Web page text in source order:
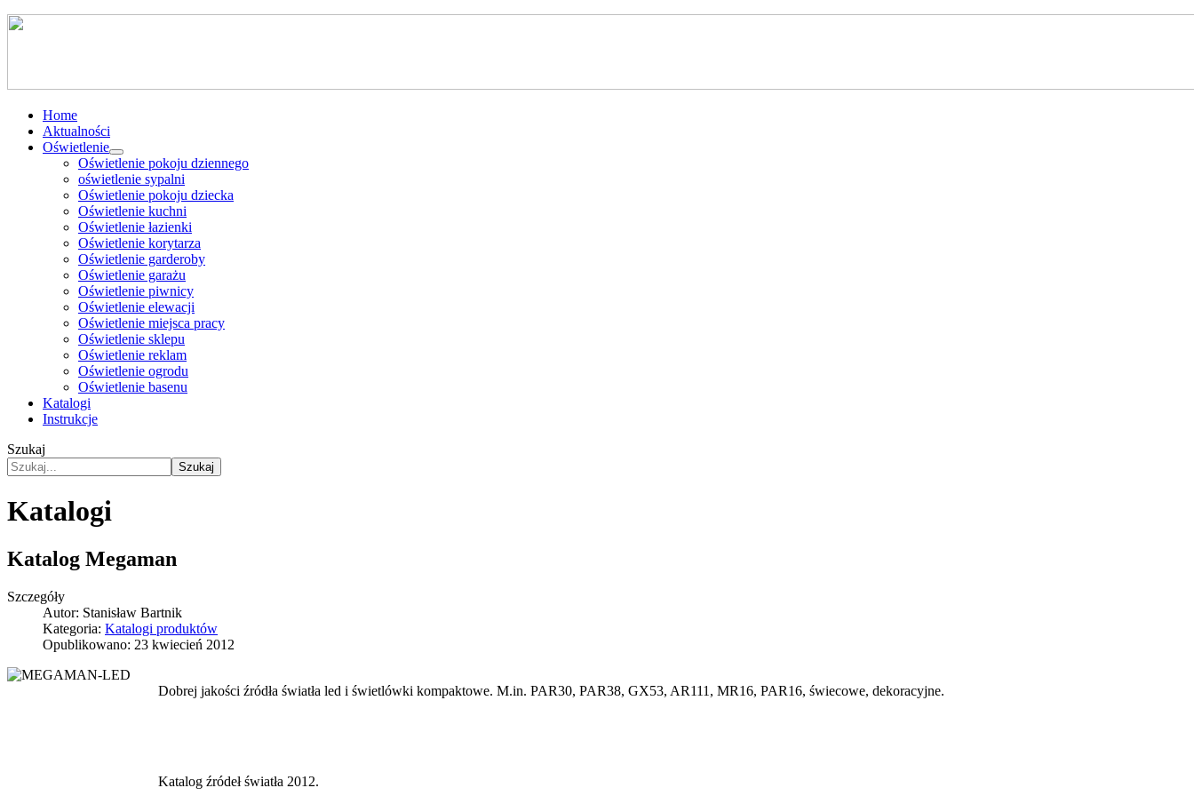
Home
Aktualności
Oświetlenie
Oświetlenie pokoju dziennego
oświetlenie sypalni
Oświetlenie pokoju dziecka
Oświetlenie kuchni
Oświetlenie łazienki
Oświetlenie korytarza
Oświetlenie garderoby
Oświetlenie garażu
Oświetlenie piwnicy
Oświetlenie elewacji
Oświetlenie miejsca pracy
Oświetlenie sklepu
Oświetlenie reklam
Oświetlenie ogrodu
Oświetlenie basenu
Katalogi
Instrukcje
Szukaj
Szukaj
Katalogi
Katalog Megaman
Szczegóły
Autor: Stanisław Bartnik
Kategoria: Katalogi produktów
Opublikowano: 23 kwiecień 2012
Dobrej jakości źródła światła led i świetlówki kompaktowe. M.in. PAR30, PAR38, GX53, AR111, MR16, PAR16, świecowe, dekoracyjne.
Katalog źródeł światła 2012.